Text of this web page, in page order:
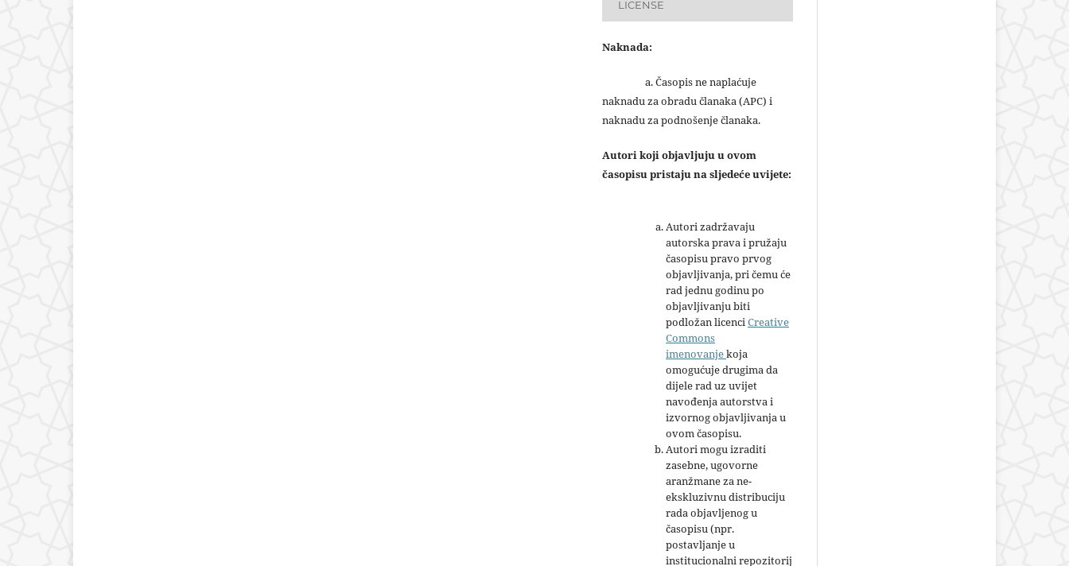
LICENSE
Naknada:
a. Časopis ne naplaćuje
naknadu za obradu članaka (APC) i
naknadu za podnošenje članaka.
Autori koji objavljuju u ovom
časopisu pristaju na sljedeće uvijete:
Autori zadržavaju
autorska prava i pružaju
časopisu pravo prvog
objavljivanja, pri čemu će
rad jednu godinu po
objavljivanju biti
podložan licenciCreative
Commons
imenovanjekoja
omogućuje drugima da
dijele rad uz uvijet
navođenja autorstva i
izvornog objavljivanja u
ovom časopisu.
Autori mogu izraditi
zasebne, ugovorne
aranžmane za ne-
ekskluzivnu distribuciju
rada objavljenog u
časopisu (npr.
postavljanje u
institucionalni repozitorij